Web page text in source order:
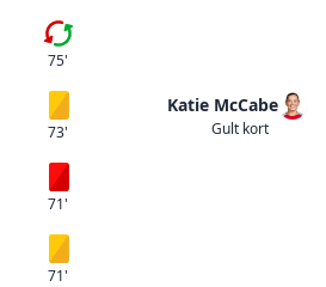
Tredje bytet
75'
Gult kort
73'
Katie McCabe
Gult kort
Rött kort
71'
Gult kort
71'